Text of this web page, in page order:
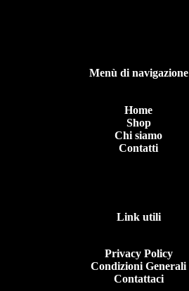
Menù di navigazione
Home
Shop
Chi siamo
Contatti
Link utili
Privacy Policy
Condizioni Generali
Contattaci